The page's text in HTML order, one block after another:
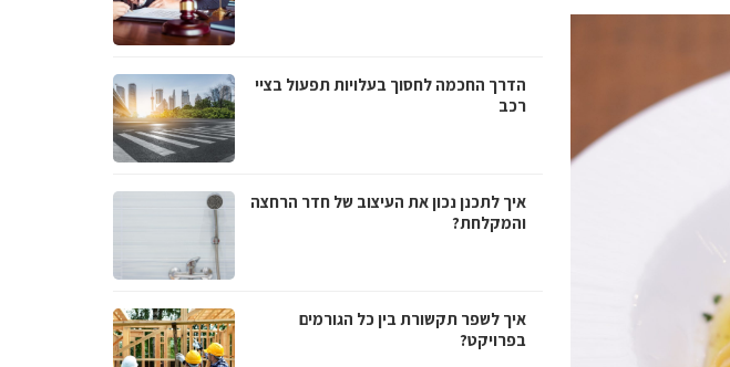
הדרך החכמה לחסוך בעלויות תפעול בציי
רכב
איך לתכנן נכון את העיצוב של חדר הרחצה
והמקלחת?
איך לשפר תקשורת בין כל הגורמים
בפרויקט?